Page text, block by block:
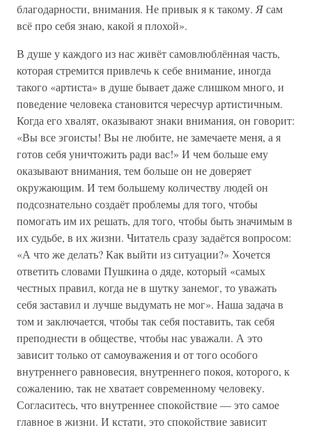
благодарности, внимания. Не привык я к такому. Ясам
всё про себя знаю, какой я плохой».
В душе у каждого из нас живёт самовлюблённая часть,
которая стремится привлечь к себе внимание, иногда
такого «артиста» в душе бывает даже слишком много, и
поведение человека становится чересчур артистичным.
Когда его хвалят, оказывают знаки внимания, он говорит:
«Вы все эгоисты! Вы не любите, не замечаете меня, а я
готов себя уничтожить ради вас!» И чем больше ему
оказывают внимания, тем больше он не доверяет
окружающим. И тем большему количеству людей он
подсознательно создаёт проблемы для того, чтобы
помогать им их решать, для того, чтобы быть значимым в
их судьбе, в их жизни. Читатель сразу задаётся вопросом:
«А что же делать? Как выйти из ситуации?» Хочется
ответить словами Пушкина о дяде, который «самых
честных правил, когда не в шутку занемог, то уважать
себя заставил и лучше выдумать не мог». Наша задача в
том и заключается, чтобы так себя поставить, так себя
преподнести в обществе, чтобы нас уважали. А это
зависит только от самоуважения и от того особого
внутреннего равновесия, внутреннего покоя, которого, к
сожалению, так не хватает современному человеку.
Согласитесь, что внутреннее спокойствие — это самое
главное в жизни. И кстати, это спокойствие зависит